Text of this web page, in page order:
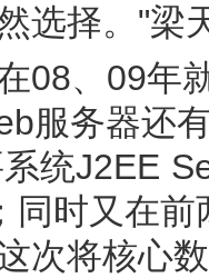
选择。"梁
08、09年
服务器还
统J2EE
同时又在
次将核心